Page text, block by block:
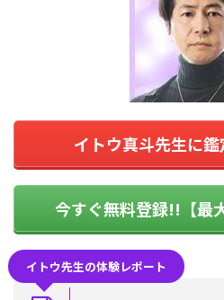
イトウ真斗先生に鑑
今すぐ無料登録!!【最
イトウ先生の体験レポート